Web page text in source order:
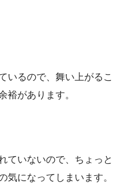
いるので、舞い上がるこ
裕があります。
ていないので、ちょっと
気になってしまいます。